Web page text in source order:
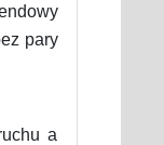
pary
a